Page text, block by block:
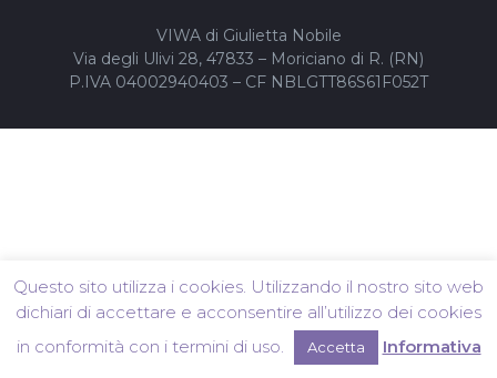
VIWA di Giulietta Nobile
Via degli Ulivi 28, 47833 – Moriciano di R. (RN)
P.IVA 04002940403 – CF NBLGTT86S61F052T
Questo sito utilizza i cookies. Utilizzando il nostro sito web
dichiari di accettare e acconsentire all’utilizzo dei cookies
in conformità con i termini di uso.
Accetta Informativa